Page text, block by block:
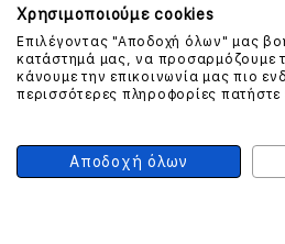
ΕΠΙΚΟΙΝΩΝΗΣΤΕ
210 999
Χρησιμοποιούμε cookies
Επιλέγοντας "Αποδοχή όλων" μας
κατάστημά μας, να προσαρμόζουμε
κάνουμε την επικοινωνία μας πιο
περισσότερες πληροφορίες πατήστε
Αποδοχή όλων